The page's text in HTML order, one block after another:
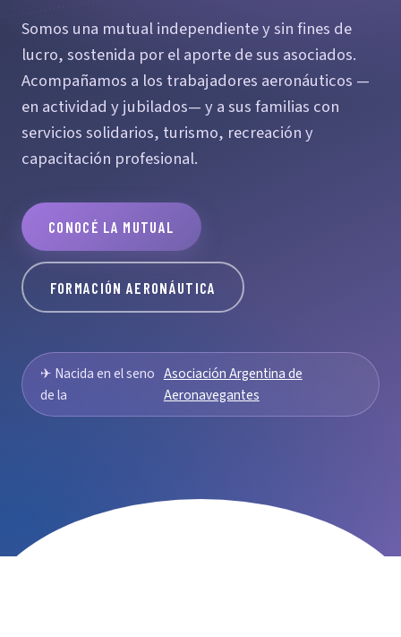
Somos una mutual independiente y sin fines de
lucro, sostenida por el aporte de sus asociados.
Acompañamos a los trabajadores aeronáuticos —
en actividad y jubilados— y a sus familias con
servicios solidarios, turismo, recreación y
capacitación profesional.
CONOCÉ LA MUTUAL
FORMACIÓN AERONÁUTICA
✈ Nacida en el seno
de la
Asociación Argentina de
Aeronavegantes